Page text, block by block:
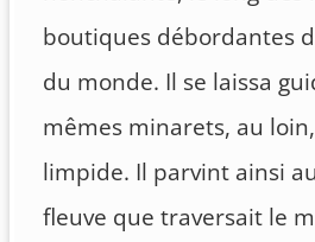
boutiques débordantes
du monde. Il se laissa
mêmes minarets, au
limpide. Il parvint ainsi
fleuve que traversait le